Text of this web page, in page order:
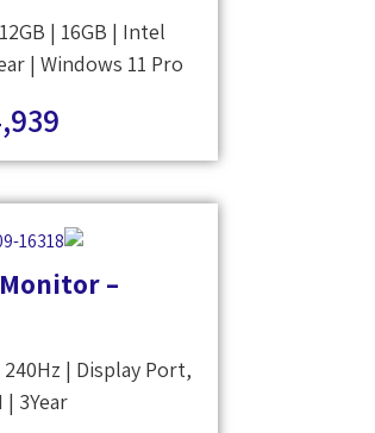
| 16GB | Intel
| Windows 11 Pro
Monitor –
| Display Port,
| 3Year